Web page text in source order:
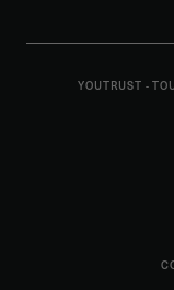
YOUTRUST -